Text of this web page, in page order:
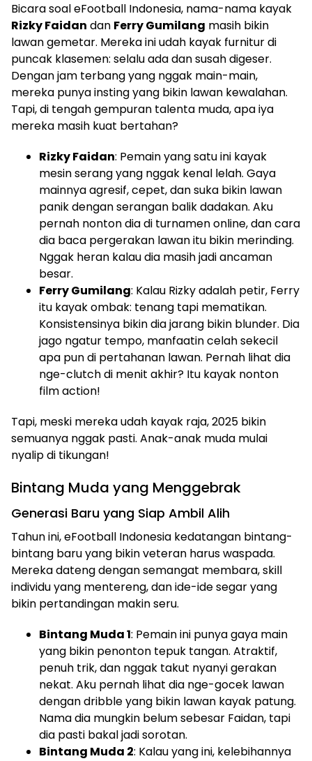
Bicara soal eFootball Indonesia, nama-nama kayak
Rizky Faidan dan Ferry Gumilang masih bikin
lawan gemetar. Mereka ini udah kayak furnitur di
puncak klasemen: selalu ada dan susah digeser.
Dengan jam terbang yang nggak main-main,
mereka punya insting yang bikin lawan kewalahan.
Tapi, di tengah gempuran talenta muda, apa iya
mereka masih kuat bertahan?
Rizky Faidan: Pemain yang satu ini kayak
mesin serang yang nggak kenal lelah. Gaya
mainnya agresif, cepet, dan suka bikin lawan
panik dengan serangan balik dadakan. Aku
pernah nonton dia di turnamen online, dan cara
dia baca pergerakan lawan itu bikin merinding.
Nggak heran kalau dia masih jadi ancaman
besar.
Ferry Gumilang: Kalau Rizky adalah petir, Ferry
itu kayak ombak: tenang tapi mematikan.
Konsistensinya bikin dia jarang bikin blunder. Dia
jago ngatur tempo, manfaatin celah sekecil
apa pun di pertahanan lawan. Pernah lihat dia
nge-clutch di menit akhir? Itu kayak nonton
film action!
Tapi, meski mereka udah kayak raja, 2025 bikin
semuanya nggak pasti. Anak-anak muda mulai
nyalip di tikungan!
Bintang Muda yang Menggebrak
Generasi Baru yang Siap Ambil Alih
Tahun ini, eFootball Indonesia kedatangan bintang-
bintang baru yang bikin veteran harus waspada.
Mereka dateng dengan semangat membara, skill
individu yang mentereng, dan ide-ide segar yang
bikin pertandingan makin seru.
Bintang Muda 1: Pemain ini punya gaya main
yang bikin penonton tepuk tangan. Atraktif,
penuh trik, dan nggak takut nyanyi gerakan
nekat. Aku pernah lihat dia nge-gocek lawan
dengan dribble yang bikin lawan kayak patung.
Nama dia mungkin belum sebesar Faidan, tapi
dia pasti bakal jadi sorotan.
Bintang Muda 2: Kalau yang ini, kelebihannya